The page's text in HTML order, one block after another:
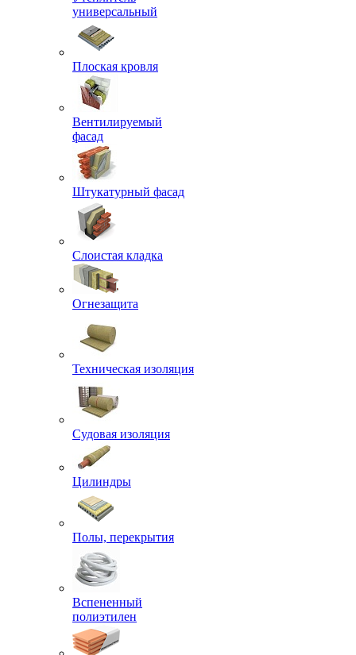
универсальный
Плоская кровля
Вентилируемый
фасад
Штукатурный фасад
Слоистая кладка
Огнезащита
Техническая изоляция
Судовая изоляция
Цилиндры
Полы, перекрытия
Вспененный
полиэтилен